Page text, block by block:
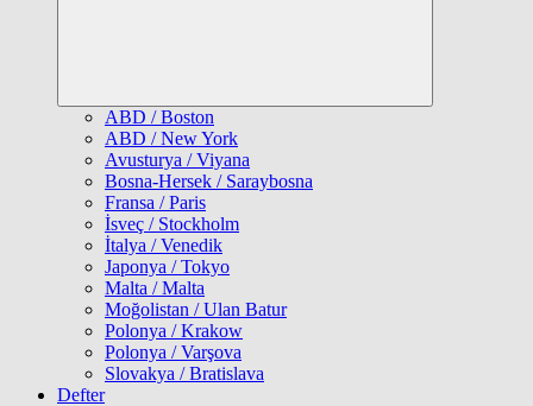
ABD / Boston
ABD / New York
Avusturya / Viyana
Bosna-Hersek / Saraybosna
Fransa / Paris
İsveç / Stockholm
İtalya / Venedik
Japonya / Tokyo
Malta / Malta
Moğolistan / Ulan Batur
Polonya / Krakow
Polonya / Varşova
Slovakya / Bratislava
Defter